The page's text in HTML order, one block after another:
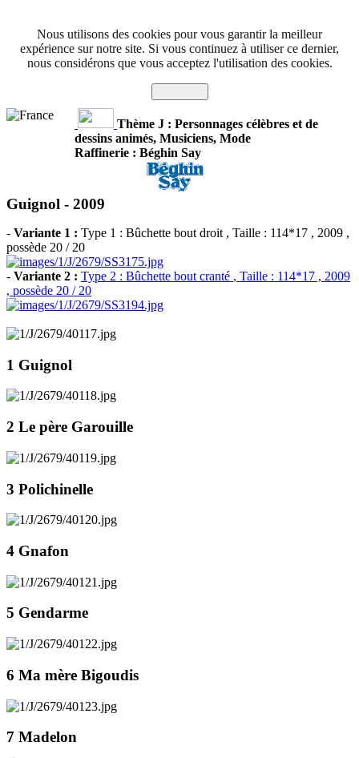
Nous utilisons des cookies pour vous garantir la meilleur
expérience sur notre site. Si vous continuez à utiliser ce dernier,
nous considérons que vous acceptez l'utilisation des cookies.
Thème J : Personnages célèbres et de
dessins animés, Musiciens, Mode
Raffinerie : Béghin Say
Guignol - 2009
- Variante 1 : Type 1 : Bûchette bout droit , Taille : 114*17 , 2009 ,
possède 20 / 20
- Variante 2 : Type 2 : Bûchette bout cranté , Taille : 114*17 , 2009
, possède 20 / 20
1 Guignol
2 Le père Garouille
3 Polichinelle
4 Gnafon
5 Gendarme
6 Ma mère Bigoudis
7 Madelon